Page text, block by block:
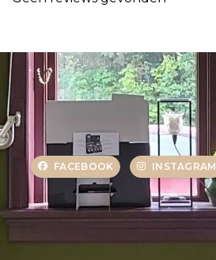
FACEBOOK INSTAGRAM